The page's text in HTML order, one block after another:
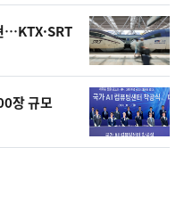
…KTX·SRT
장 규모